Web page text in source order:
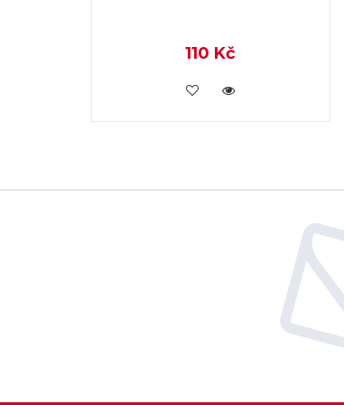
110 Kč
KOUPIT